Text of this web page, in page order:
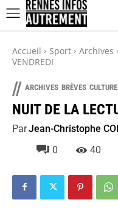
Accueil Sport Archives
VENDREDI
// ARCHIVES BRÈVES CULTURE
NUIT DE LA
ParJean-Christophe
0
40